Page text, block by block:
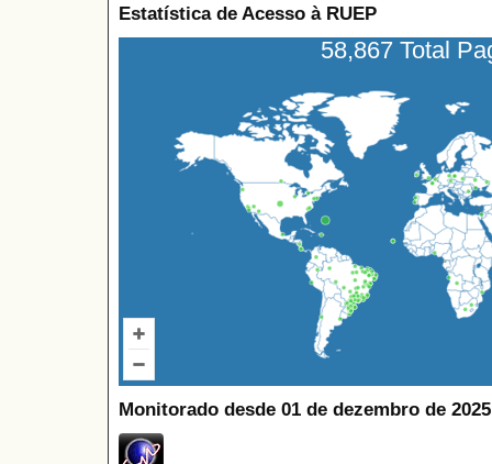
Estatística de Acesso à RUEP
58,867 Total
Monitorado desde 01 de dezembro de